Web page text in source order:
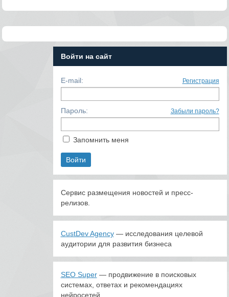
Войти на сайт
E-mail: Регистрация
Пароль: Забыли пароль?
Запомнить меня
Сервис размещения новостей и пресс-
релизов.
CustDev Agency— исследования целевой
аудитории для развития бизнеса
SEO Super— продвижение в поисковых
системах, ответах и рекомендациях
нейросетей.